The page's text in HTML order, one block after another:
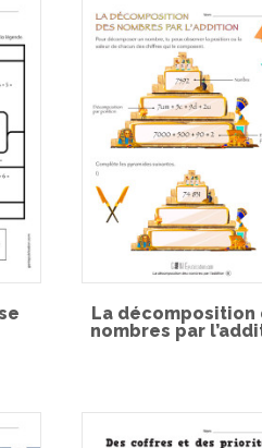
La décomposition
nombres par